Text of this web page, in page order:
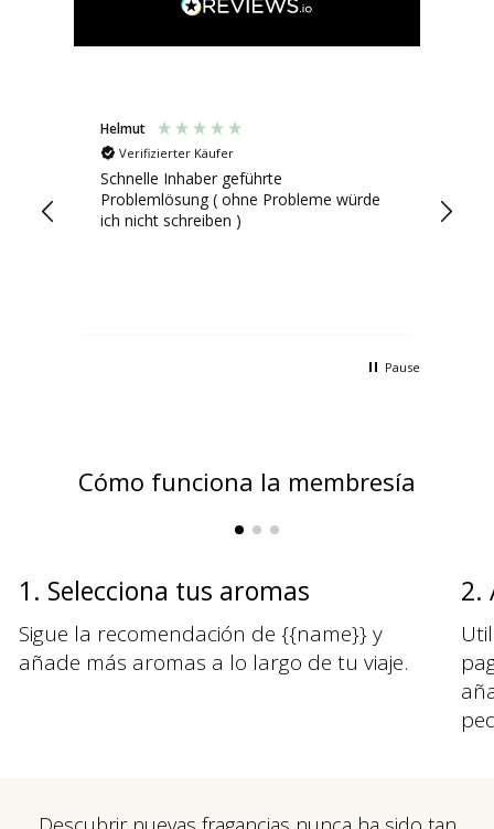
Helmut
Verifizierter Käufer
Schnelle Inhaber geführte
Problemlösung ( ohne Probleme würde
ich nicht schreiben )
Pause
Cómo funciona la membresía
1. Selecciona tus aromas
Sigue la recomendación de {{name}} y
añade más aromas a lo largo de tu viaje.
2.